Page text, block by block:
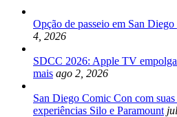
Opção de passeio em San
4, 2026
SDCC 2026: Apple TV
mais ago 2, 2026
San Diego Comic Con com
experiências Silo e Paramount